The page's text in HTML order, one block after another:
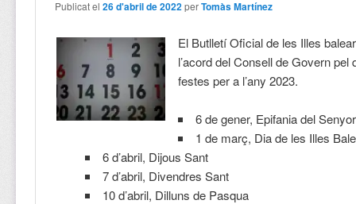
Publicat el26 d'abril de 2022 perTomàs Martínez
El Butlletí Oficial de les Illes
l’acord del Consell de Govern pel
festes per a l’any 2023.
6 de gener, Epifania del
1 de març, Dia de les Illes
6 d’abril, Dijous Sant
7 d’abril, Divendres Sant
10 d’abril, Dilluns de Pasqua